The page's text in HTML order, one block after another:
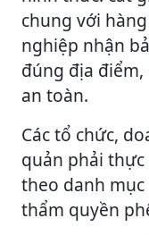
chung với
nghiệp nhận
đúng địa
an toàn.
Các tổ chức,
quản phải
theo danh
thẩm quyền